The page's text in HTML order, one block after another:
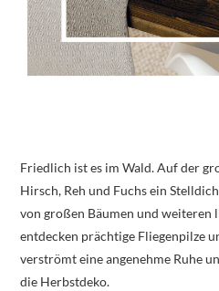
Friedlich ist es im Wald. Auf der
Hirsch, Reh und Fuchs ein
von großen Bäumen und weiteren
entdecken prächtige Fliegenpilze
verströmt eine angenehme Ruhe
die Herbstdeko.